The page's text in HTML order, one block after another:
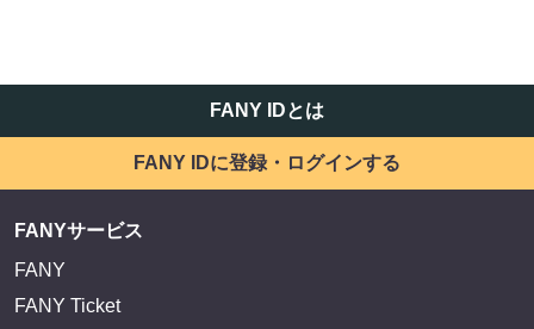
FANY IDとは
FANY IDに登録・ログインする
FANYサービス
FANY
FANY Ticket